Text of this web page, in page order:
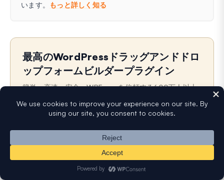
います。
もっと詳しく知る
最高のWordPressドラッグアンドドロ
ップフォームビルダープラグイン
簡単、高速、安全。WPFormsを信頼する600万人以上
す